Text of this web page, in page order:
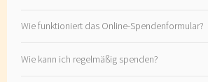
Wie funktioniert das Online-Spendenformular?
Wie kann ich regelmäßig spenden?